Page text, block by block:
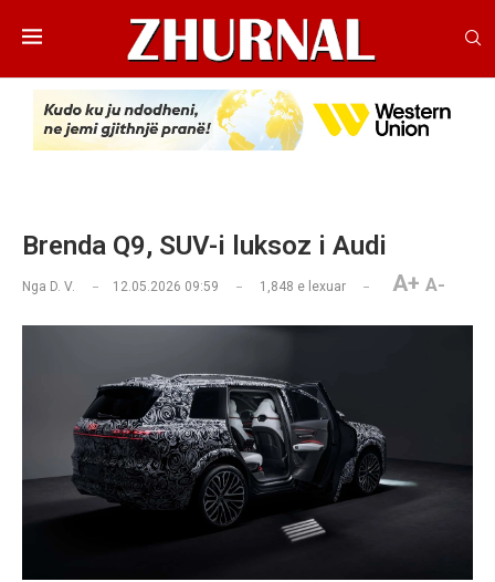
Brenda Q9, SUV-i luksoz i Audi
Nga D. V. 12.05.2026 09:59 1,848 e lexuar A+ A-